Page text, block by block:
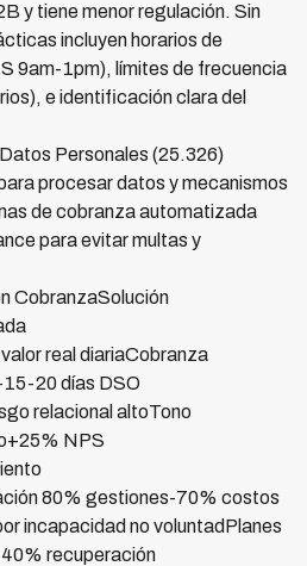
y tiene menor regulación. Sin
incluyen horarios de
9am-1pm), límites de frecuencia
e identificación clara del
Personales (25.326)
procesar datos y mecanismos
de cobranza automatizada
para evitar multas y
CobranzaSolución
real diariaCobranza
20 días DSO
relacional altoTono
NPS
80% gestiones-70% costos
incapacidad no voluntadPlanes
recuperación